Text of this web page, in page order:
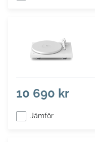
10 690 kr
Jämför